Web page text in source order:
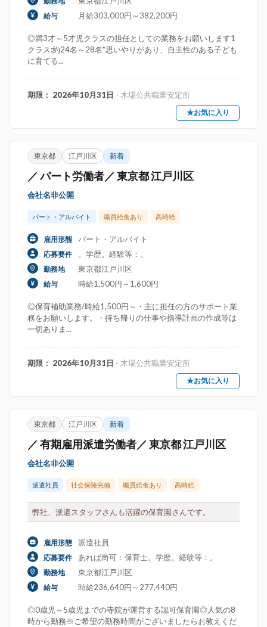
給与 月給303,000円～382,200円
◎満3才～5才児クラスの担任としての業務をお願いします1
クラス:約24名～28名*思いやりがあり、自主性のある子ども
に育てる...
期限： 2026年10月31日 - 木場公共職業安定所
★お気に入り
東京都 江戸川区 新着
／ パート労働者／ 東京都 江戸川区
会社名非公開
パート・アルバイト 職員給食あり 高時給
雇用形態 パート・アルバイト
応募要件 。学歴。経験等：。
勤務地 東京都江戸川区
給与 時給1,500円～1,600円
◎保育補助業務/時給1,500円～・主に担任の方のサポート業
務をお願いします。・持ち帰りの仕事や指導計画の作成等は
一切ありま...
期限： 2026年10月31日 - 木場公共職業安定所
★お気に入り
東京都 江戸川区 新着
／ 有期雇用派遣労働者／ 東京都 江戸川区
会社名非公開
派遣社員 社会保険完備 職員給食あり 高時給
弊社、派遣スタッフさんも活躍の保育園さんです。
雇用形態 派遣社員
応募要件 あれば尚可：保育士。学歴。経験等：。
勤務地 東京都江戸川区
給与 時給236,640円～277,440円
◎0歳児～5歳児までの寺院が運営する認可保育園◎人気の8
時から勤務※ご希望の勤務時間がございましたらお教えくだ